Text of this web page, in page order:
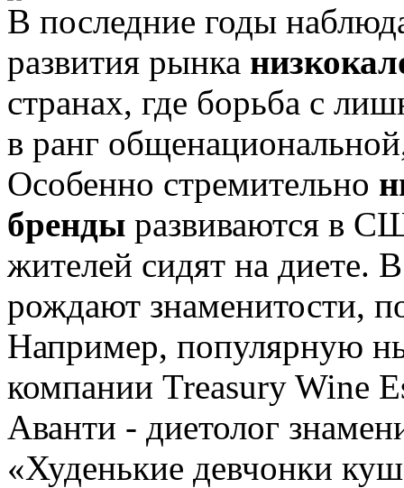
В последние годы
развития рынка
странах, где борьба с
в ранг
Особенно стремительно
бренды развиваются в
жителей сидят на диете.
рождают знаменитости,
Например, популярную
компании Treasury Wine
Аванти - диетолог
«Худенькие девчонки